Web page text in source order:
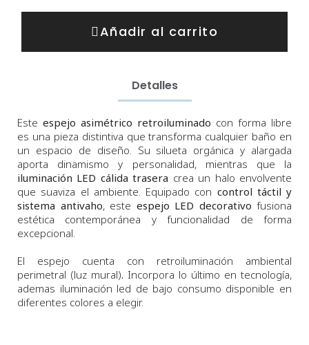
Añadir al carrito
Detalles
Este espejo asimétrico retroiluminado con forma libre
es una pieza distintiva que transforma cualquier baño en
un espacio de diseño. Su silueta orgánica y alargada
aporta dinamismo y personalidad, mientras que la
iluminación LED cálida trasera crea un halo envolvente
que suaviza el ambiente. Equipado con control táctil y
sistema antivaho, este espejo LED decorativo fusiona
estética contemporánea y funcionalidad de forma
excepcional.
El espejo cuenta con retroiluminación ambiental
perimetral (luz mural). Incorpora lo último en tecnología,
ademas iluminación led de bajo consumo disponible en
diferentes colores a elegir.